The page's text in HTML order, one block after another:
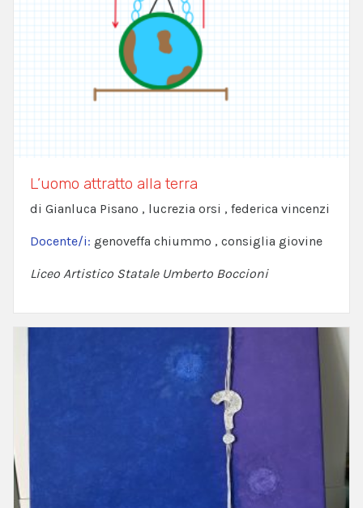
L’uomo attratto alla terra
di Gianluca Pisano , lucrezia orsi , federica vincenzi
Docente/i: genoveffa chiummo , consiglia giovine
Liceo Artistico Statale Umberto Boccioni